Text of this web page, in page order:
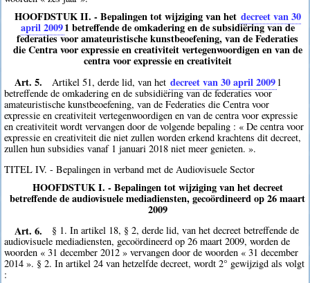
HOOFDSTUK II. - Bepalingen tot wijziging van het decreet van 30
april 20091betreffende de omkadering en de subsidiëring van de
federaties voor amateuristische kunstbeoefening, van de Federaties
die Centra voor expressie en creativiteit vertegenwoordigen en van de
centra voor expressie en creativiteit
Art. 5.
Artikel 51, derde lid, van het decreet van 30 april 2009 1
betreffende de omkadering en de subsidiëring van de federaties voor
amateuristische kunstbeoefening, van de Federaties die Centra voor
expressie en creativiteit vertegenwoordigen en van de centra voor expressie
en creativiteit wordt vervangen door de volgende bepaling : « De centra voor
expressie en creativiteit die niet zullen worden erkend krachtens dit decreet,
zullen hun subsidies vanaf 1 januari 2018 niet meer genieten. ».
TITEL IV. - Bepalingen in verband met de Audiovisuele Sector
HOOFDSTUK I. - Bepalingen tot wijziging van het decreet
betreffende de audiovisuele mediadiensten, gecoördineerd op 26 maart
2009
Art. 6.
§ 1. In artikel 18, § 2, derde lid, van het decreet betreffende de
audiovisuele mediadiensten, gecoördineerd op 26 maart 2009, worden de
woorden « 31 december 2012 » vervangen door de woorden « 31 december
2014 ». § 2. In artikel 24 van hetzelfde decreet, wordt 2° gewijzigd als volgt
: